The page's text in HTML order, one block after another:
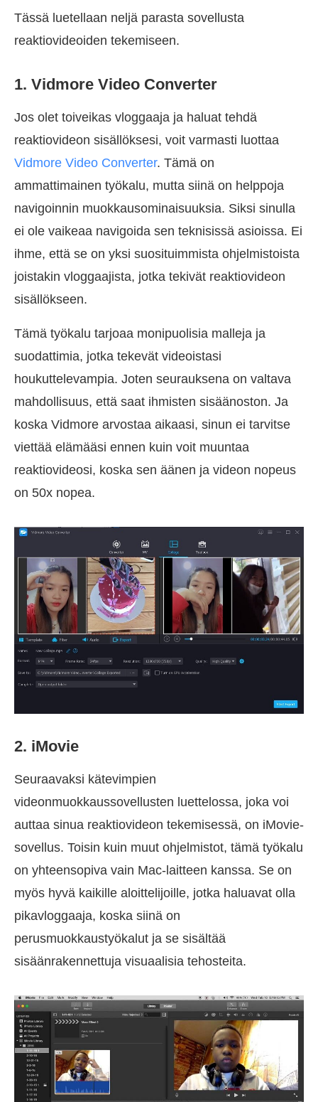
Tässä luetellaan neljä parasta sovellusta
reaktiovideoiden tekemiseen.
1. Vidmore Video Converter
Jos olet toiveikas vloggaaja ja haluat tehdä
reaktiovideon sisällöksesi, voit varmasti luottaa
Vidmore Video Converter. Tämä on
ammattimainen työkalu, mutta siinä on helppoja
navigoinnin muokkausominaisuuksia. Siksi sinulla
ei ole vaikeaa navigoida sen teknisissä asioissa. Ei
ihme, että se on yksi suosituimmista ohjelmistoista
joistakin vloggaajista, jotka tekivät reaktiovideon
sisällökseen.
Tämä työkalu tarjoaa monipuolisia malleja ja
suodattimia, jotka tekevät videoistasi
houkuttelevampia. Joten seurauksena on valtava
mahdollisuus, että saat ihmisten sisäänoston. Ja
koska Vidmore arvostaa aikaasi, sinun ei tarvitse
viettää elämääsi ennen kuin voit muuntaa
reaktiovideosi, koska sen äänen ja videon nopeus
on 50x nopea.
2. iMovie
Seuraavaksi kätevimpien
videonmuokkaussovellusten luettelossa, joka voi
auttaa sinua reaktiovideon tekemisessä, on iMovie-
sovellus. Toisin kuin muut ohjelmistot, tämä työkalu
on yhteensopiva vain Mac-laitteen kanssa. Se on
myös hyvä kaikille aloittelijoille, jotka haluavat olla
pikavloggaaja, koska siinä on
perusmuokkaustyökalut ja se sisältää
sisäänrakennettuja visuaalisia tehosteita.